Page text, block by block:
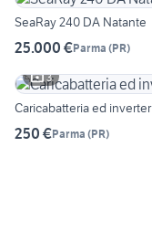
SeaRay 240 DA Natante
25.000 €Parma (PR)
3
Caricabatteria ed inverter
250 €Parma (PR)